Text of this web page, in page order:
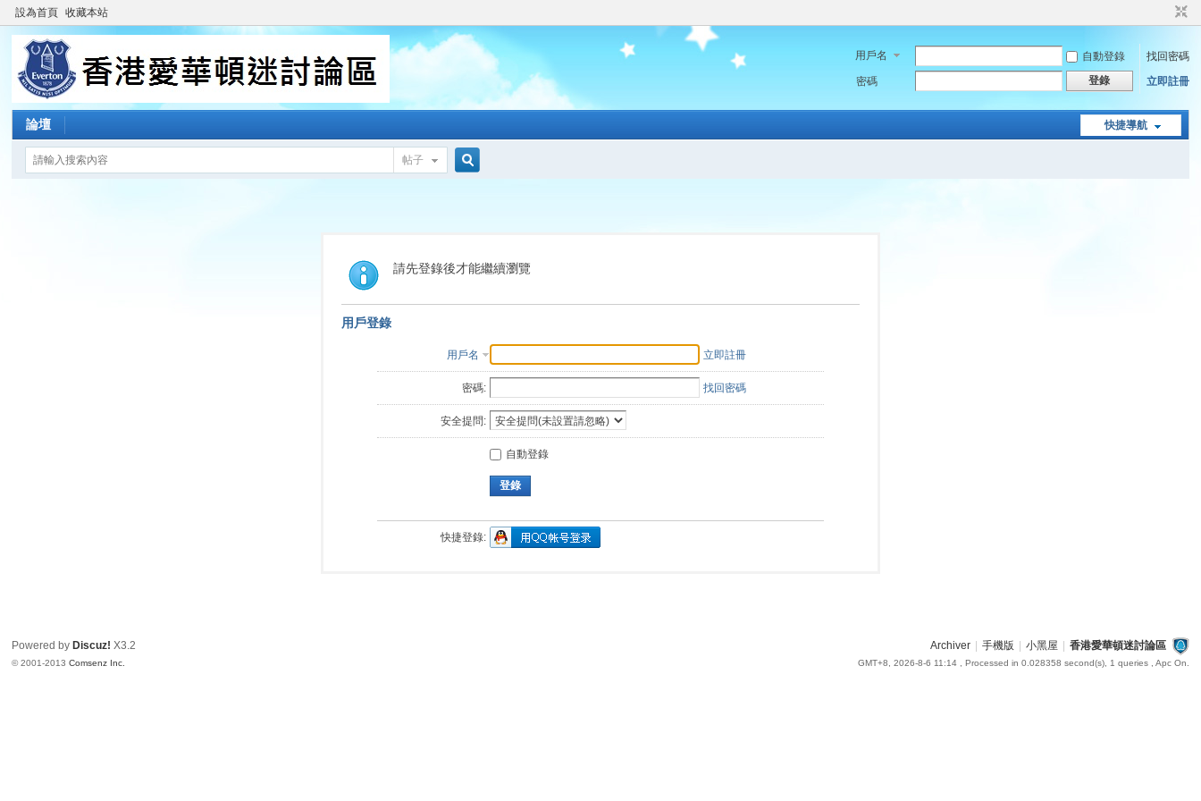
設為首頁 收藏本站
用戶名 自動登錄
找回密碼
密碼
登錄 立即註冊
快捷導航
論壇
帖子
索
請先登錄後才能繼續瀏覽
用戶登錄
用戶名 立即註冊
密碼: 找回密碼
安全提問:
自動登錄
登錄
快捷登錄:
Archiver 手機版 小黑屋 香港愛華頓迷討論區
GMT+8, 2026-8-6 11:14, Processed in 0.028358 second(s), 1 queries , Apc On.
Powered by Discuz! X3.2
© 2001-2013Comsenz Inc.